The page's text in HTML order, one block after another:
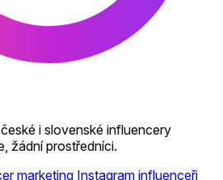
i slovenské influencery
žádní prostředníci.
marketing Instagram influenceři